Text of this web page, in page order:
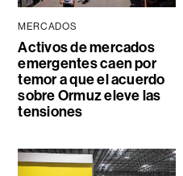
MERCADOS
Activos de mercados
emergentes caen por
temor a que el acuerdo
sobre Ormuz eleve las
tensiones